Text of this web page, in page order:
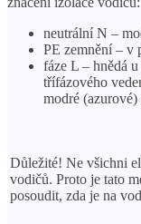
neutrální N –
PE zemnění – v
fáze L – hnědá
třífázového
modré (azurové)
Důležité! Ne všichni
vodičů. Proto je tato
posoudit, zda je na